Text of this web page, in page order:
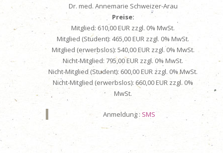
Dr. med. Annemarie Schweizer-Arau
Preise:
Mitglied: 610,00 EUR zzgl. 0% MwSt.
Mitglied (Student): 465,00 EUR zzgl. 0% MwSt.
Mitglied (erwerbslos): 540,00 EUR zzgl. 0% MwSt.
Nicht-Mitglied: 795,00 EUR zzgl. 0% MwSt.
Nicht-Mitglied (Student): 600,00 EUR zzgl. 0% MwSt.
Nicht-Mitglied (erwerbslos): 660,00 EUR zzgl. 0%
MwSt.
Anmeldung ­: SMS